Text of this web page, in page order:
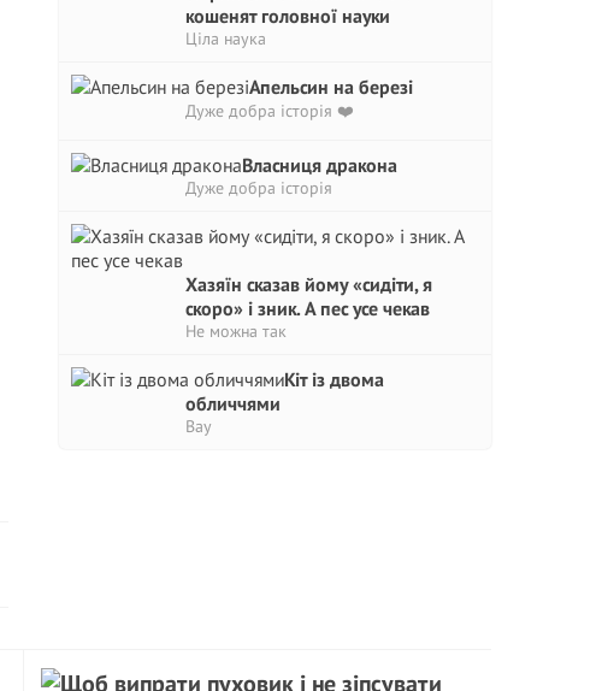
кошенят головної науки
Ціла наука
Апельсин на березі
Дуже добра історія ❤️
Власниця дракона
Дуже добра історія
Хазяїн сказав йому «сидіти, я
скоро» і зник. А пес усе чекав
Не можна так
Кіт із двома
обличчями
Вау